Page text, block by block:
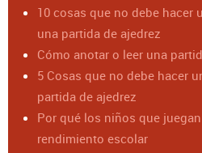
10 cosas que no debe hacer
una partida de ajedrez
Cómo anotar o leer una
5 Cosas que no debe hacer
partida de ajedrez
Por qué los niños que
rendimiento escolar